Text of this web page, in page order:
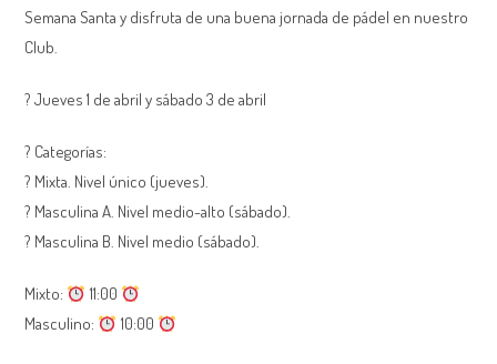
Semana Santa y disfruta de una buena jornada de pádel en nuestro
Club.
? Jueves 1 de abril y sábado 3 de abril
? Categorías:
? Mixta. Nivel único (jueves).
? Masculina A. Nivel medio-alto (sábado).
? Masculina B. Nivel medio (sábado).
Mixto:
11:00
Masculino:
10:00